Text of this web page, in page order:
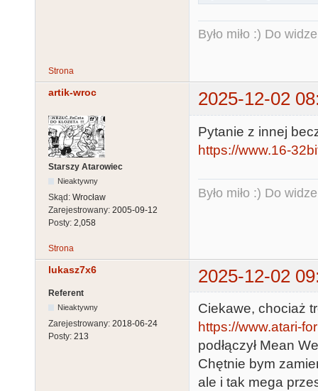
Było miło :) Do
Strona
artik-wroc 2025-12-02
Starszy Atarowiec
Nieaktywny
Skąd: Wrocław
Zarejestrowany: 2005-09-12
Posty: 2,058
Pytanie z innej
https://www.16-
Było miło :) Do
Strona
lukasz7x6 2025-12-02
Referent
Nieaktywny
Zarejestrowany: 2018-06-24
Posty: 213
Ciekawe, chociaż
https://www.atari-
podłączył Mean
Chętnie bym
ale i tak mega